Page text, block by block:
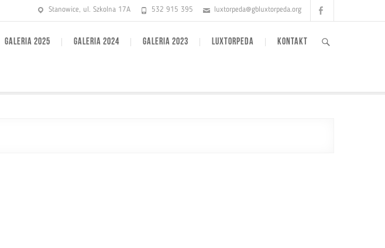
Stanowice, ul. Szkolna 17A 532 915 395 luxtorpeda@gbluxtorpeda.org
GALERIA 2025 GALERIA 2024 GALERIA 2023 LUXTORPEDA KONTAKT